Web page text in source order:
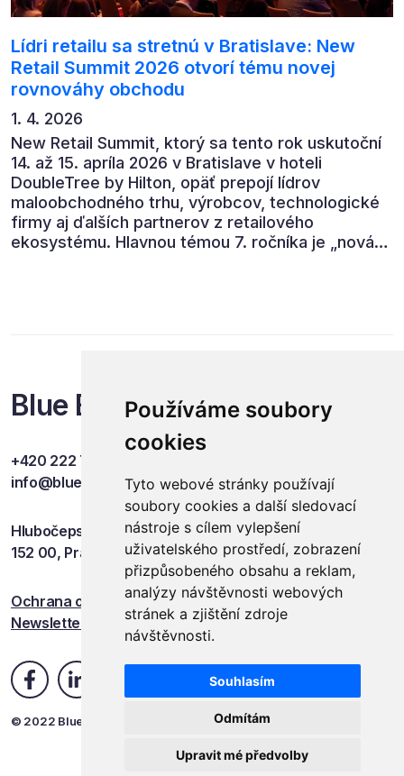
Používáme soubory
cookies
Tyto webové stránky používají
soubory cookies a další sledovací
nástroje s cílem vylepšení
uživatelského prostředí, zobrazení
přizpůsobeného obsahu a reklam,
analýzy návštěvnosti webových
stránek a zjištění zdroje
návštěvnosti.
Souhlasím
Odmítám
Upravit mé předvolby
Lídri retailu sa stretnú v Bratislave: New
Retail Summit 2026 otvorí tému novej
rovnováhy obchodu
1. 4. 2026
New Retail Summit, ktorý sa tento rok uskutoční
14. až 15. apríla 2026 v Bratislave v hoteli
DoubleTree by Hilton, opäť prepojí lídrov
maloobchodného trhu, výrobcov, technologické
firmy aj ďalších partnerov z retailového
ekosystému. Hlavnou témou 7. ročníka je „nová
Blue Events
+420 222 749 841
info@blueevents.eu
Hlubočepská 701/38c
152 00, Praha 5
Ochrana osobních údajů
Newsletter
© 2022 Blue Events